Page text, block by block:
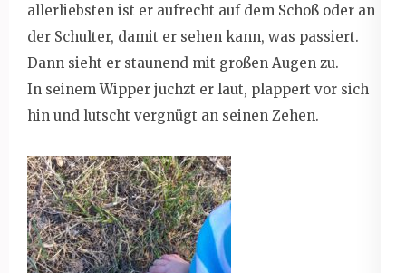
allerliebsten ist er aufrecht auf dem Schoß oder an
der Schulter, damit er sehen kann, was passiert.
Dann sieht er staunend mit großen Augen zu.
In seinem Wipper juchzt er laut, plappert vor sich
hin und lutscht vergnügt an seinen Zehen.